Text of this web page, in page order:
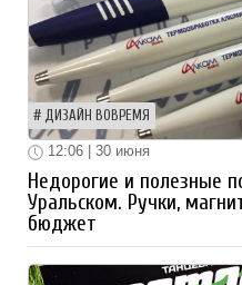
ДИЗАЙН ВОВРЕМЯ
12:06 | 30 июня
Недорогие и полезные
Уральском. Ручки,
бюджет